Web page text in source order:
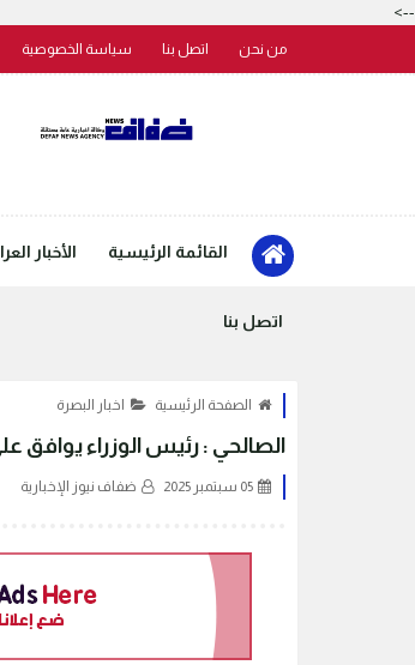
-->
من نحن اتصل بنا سياسة الخصوصية
القائمة الرئيسية الأخبار
اتصل بنا
الصفحة الرئيسية اخبار البصرة
الصالحي : رئيس الوزراء
05 سبتمبر 2025 ضفاف نيوز الإخبارية